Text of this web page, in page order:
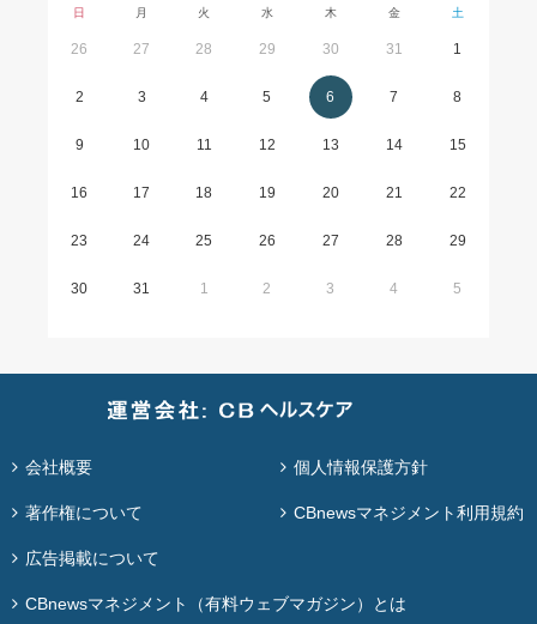
日 月 火 水 木 金 土
26 27 28 29 30 31 1
2 3 4 5 6 7 8
9 10 11 12 13 14 15
16 17 18 19 20 21 22
23 24 25 26 27 28 29
30 31 1 2 3 4 5
会社概要 個人情報保護方針
著作権について CBnewsマネジメント利用規約
広告掲載について
CBnewsマネジメント（有料ウェブマガジン）とは